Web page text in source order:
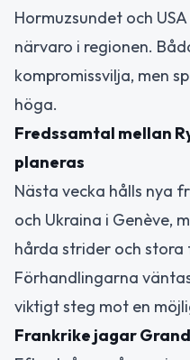
Hormuzsundet och
närvaro i regionen.
kompromissvilja, men
höga.
Fredssamtal mellan
planeras
Nästa vecka hålls nya
och Ukraina i Genève,
hårda strider och
Förhandlingarna
viktigt steg mot en
Frankrike jagar